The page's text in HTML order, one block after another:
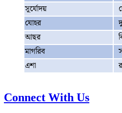
সূর্যোদয়
যোহর
আছর
মাগরিব
এশা
Connect With Us